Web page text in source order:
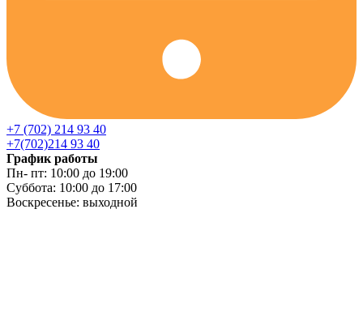
+7 (702) 214 93 40
+7(702)214 93 40
График работы
Пн- пт: 10:00 до 19:00
Суббота: 10:00 до 17:00
Воскресенье: выходной